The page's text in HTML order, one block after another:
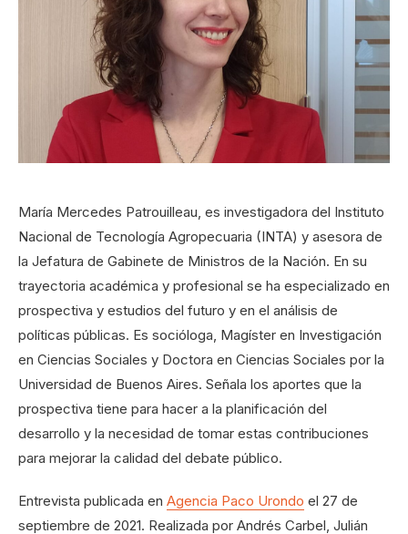
María Mercedes Patrouilleau, es investigadora del Instituto
Nacional de Tecnología Agropecuaria (INTA) y asesora de
la Jefatura de Gabinete de Ministros de la Nación. En su
trayectoria académica y profesional se ha especializado en
prospectiva y estudios del futuro y en el análisis de
políticas públicas. Es socióloga, Magíster en Investigación
en Ciencias Sociales y Doctora en Ciencias Sociales por la
Universidad de Buenos Aires. Señala los aportes que la
prospectiva tiene para hacer a la planificación del
desarrollo y la necesidad de tomar estas contribuciones
para mejorar la calidad del debate público.
Entrevista publicada en Agencia Paco Urondo el 27 de
septiembre de 2021. Realizada por Andrés Carbel, Julián